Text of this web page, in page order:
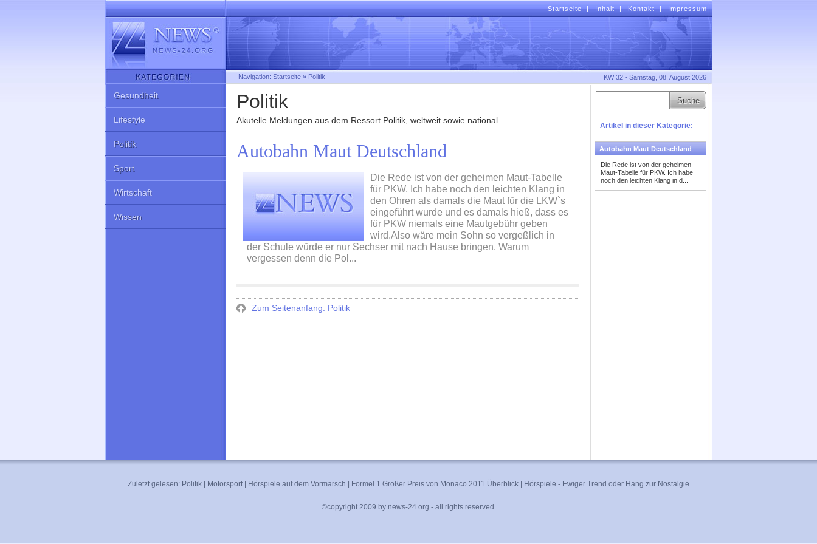
Politik
Akutelle Meldungen aus dem Ressort Politik, weltweit sowie national.
Autobahn Maut Deutschland
Die Rede ist von der geheimen Maut-Tabelle
für PKW. Ich habe noch den leichten Klang in
den Ohren als damals die Maut für die LKW`s
eingeführt wurde und es damals hieß, dass es
für PKW niemals eine Mautgebühr geben
wird.Also wäre mein Sohn so vergeßlich in
der Schule würde er nur Sechser mit nach Hause bringen. Warum
vergessen denn die Pol...
Zum Seitenanfang: Politik
Gesundheit
Lifestyle
Politik
Sport
Wirtschaft
Wissen
Artikel in dieser Kategorie:
Autobahn Maut Deutschland
Die Rede ist von der geheimen
Maut-Tabelle für PKW. Ich habe
noch den leichten Klang in d...
Startseite| Inhalt| Kontakt| Impressum
Navigation: Startseite » Politik KW 32 - Samstag, 08. August 2026
Zuletzt gelesen: Politik Motorsport Hörspiele auf dem Vormarsch Formel 1 Großer Preis von Monaco 2011 Überblick Hörspiele - Ewiger Trend oder Hang zur Nostalgie
©copyright 2009 by news-24.org - all rights reserved.